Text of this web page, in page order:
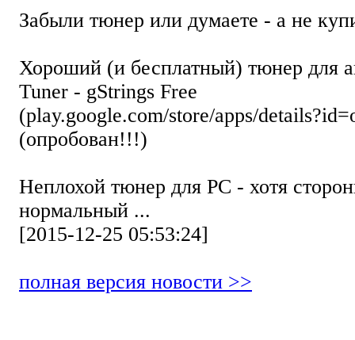
Забыли тюнер или думаете - а не
Хороший (и бесплатный) тюнер для
Tuner - gStrings Free
(play.google.com/store/apps/
(опробован!!!)
Неплохой тюнер для РС - хотя
нормальный ...
[2015-12-25 05:53:24]
полная версия новости >>